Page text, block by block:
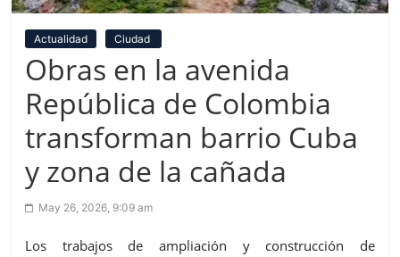
Actualidad Ciudad
Obras en la avenida
República de Colombia
transforman barrio Cuba
y zona de la cañada
May 26, 2026, 9:09 am
Los trabajos de ampliación y construcción de